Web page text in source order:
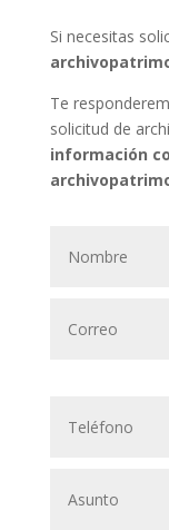
Si necesitas
Te
solicitud de
información